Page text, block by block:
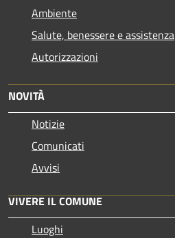
Ambiente
Salute, benessere e assistenza
Autorizzazioni
NOVITÀ
Notizie
Comunicati
Avvisi
VIVERE IL COMUNE
Luoghi